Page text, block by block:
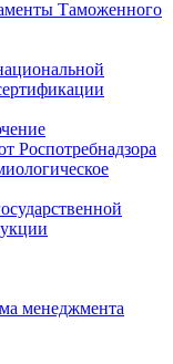
Таможенного
Роспотребнадзора
менеджмента